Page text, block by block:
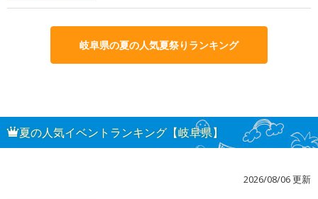
岐阜県の夏の人気夏祭りランキング
夏の人気イベントランキング【岐阜県】
2026/08/06 更新